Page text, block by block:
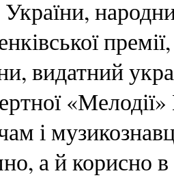
видатний
і
а й корисно